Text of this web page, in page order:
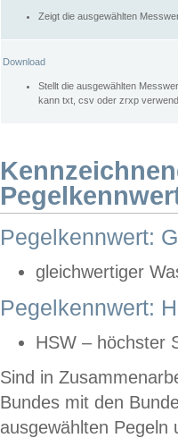
Zeigt die ausgewählten
Download
Stellt die ausgewählten
kann txt, csv oder zrxp
Pegelkennwert:
gleichwertiger
Pegelkennwert:
HSW – höchster
Sind in
Bundes mit den
ausgewählten